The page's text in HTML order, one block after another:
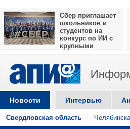
Сбер приглашает
школьников и
студентов на
конкурс по ИИ с
крупными
Новости Интервью
Свердловская область